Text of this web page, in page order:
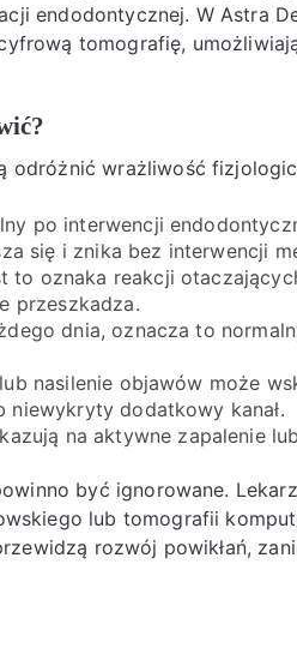
endodontycznej. W Astra
tomografię,
odróżnić wrażliwość
po interwencji
się i znika bez interwencji
to oznaka reakcji
przeszkadza.
dnia, oznacza to
nasilenie objawów może
niewykryty dodatkowy kanał.
na aktywne zapalenie
być ignorowane.
lub tomografii
rozwój powikłań,